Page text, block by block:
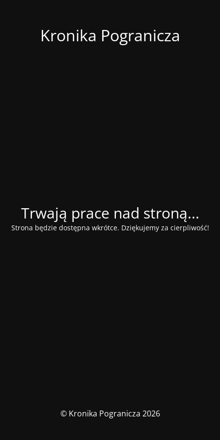
Kronika Pogranicza
Trwają prace nad stroną...
Strona będzie dostępna wkrótce. Dziękujemy za cierpliwość!
© Kronika Pogranicza 2026